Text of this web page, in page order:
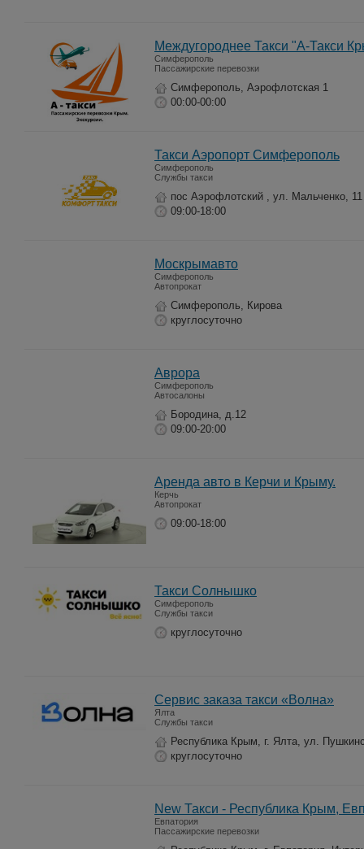
Междугороднее Такси "А-Такси
Симферополь
Пассажирские перевозки
Симферополь, Аэрофлотская 1
00:00-00:00
Такси Аэропорт Симферополь
Симферополь
Службы такси
пос Аэрофлотский , ул. Мальченко, 11
09:00-18:00
Москрымавто
Симферополь
Автопрокат
Симферополь, Кирова
круглосуточно
Аврора
Симферополь
Автосалоны
Бородина, д.12
09:00-20:00
Аренда авто в Керчи и Крыму.
Керчь
Автопрокат
09:00-18:00
Такси Солнышко
Симферополь
Службы такси
круглосуточно
Сервис заказа такси «Волна»
Ялта
Службы такси
Республика Крым, г. Ялта, ул.
круглосуточно
New Такси - Республика Крым,
Евпатория
Пассажирские перевозки